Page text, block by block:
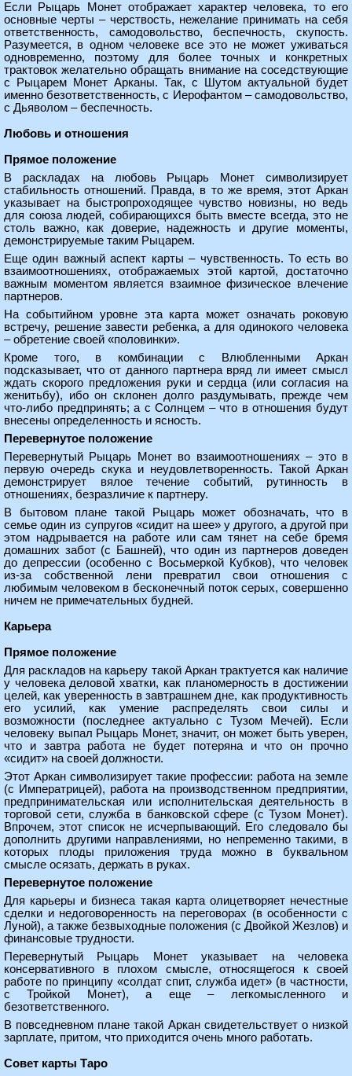
Если Рыцарь Монет отображает характер человека, то его
основные черты – черствость, нежелание принимать на себя
ответственность, самодовольство, беспечность, скупость.
Разумеется, в одном человеке все это не может уживаться
одновременно, поэтому для более точных и конкретных
трактовок желательно обращать внимание на соседствующие
с Рыцарем Монет Арканы. Так, с Шутом актуальной будет
именно безответственность, с Иерофантом – самодовольство,
с Дьяволом – беспечность.
Любовь и отношения
Прямое положение
В раскладах на любовь Рыцарь Монет символизирует
стабильность отношений. Правда, в то же время, этот Аркан
указывает на быстропроходящее чувство новизны, но ведь
для союза людей, собирающихся быть вместе всегда, это не
столь важно, как доверие, надежность и другие моменты,
демонстрируемые таким Рыцарем.
Еще один важный аспект карты – чувственность. То есть во
взаимоотношениях, отображаемых этой картой, достаточно
важным моментом является взаимное физическое влечение
партнеров.
На событийном уровне эта карта может означать роковую
встречу, решение завести ребенка, а для одинокого человека
– обретение своей «половинки».
Кроме того, в комбинации с Влюбленными Аркан
подсказывает, что от данного партнера вряд ли имеет смысл
ждать скорого предложения руки и сердца (или согласия на
женитьбу), ибо он склонен долго раздумывать, прежде чем
что-либо предпринять; а с Солнцем – что в отношения будут
внесены определенность и ясность.
Перевернутое положение
Перевернутый Рыцарь Монет во взаимоотношениях – это в
первую очередь скука и неудовлетворенность. Такой Аркан
демонстрирует вялое течение событий, рутинность в
отношениях, безразличие к партнеру.
В бытовом плане такой Рыцарь может обозначать, что в
семье один из супругов «сидит на шее» у другого, а другой при
этом надрывается на работе или сам тянет на себе бремя
домашних забот (с Башней), что один из партнеров доведен
до депрессии (особенно с Восьмеркой Кубков), что человек
из-за собственной лени превратил свои отношения с
любимым человеком в бесконечный поток серых, совершенно
ничем не примечательных будней.
Карьера
Прямое положение
Для раскладов на карьеру такой Аркан трактуется как наличие
у человека деловой хватки, как планомерность в достижении
целей, как уверенность в завтрашнем дне, как продуктивность
его усилий, как умение распределять свои силы и
возможности (последнее актуально с Тузом Мечей). Если
человеку выпал Рыцарь Монет, значит, он может быть уверен,
что и завтра работа не будет потеряна и что он прочно
«сидит» на своей должности.
Этот Аркан символизирует такие профессии: работа на земле
(с Императрицей), работа на производственном предприятии,
предпринимательская или исполнительская деятельность в
торговой сети, служба в банковской сфере (с Тузом Монет).
Впрочем, этот список не исчерпывающий. Его следовало бы
дополнить другими направлениями, но непременно такими, в
которых плоды приложения труда можно в буквальном
смысле осязать, держать в руках.
Перевернутое положение
Для карьеры и бизнеса такая карта олицетворяет нечестные
сделки и недоговоренность на переговорах (в особенности с
Луной), а также безвыходные положения (с Двойкой Жезлов) и
финансовые трудности.
Перевернутый Рыцарь Монет указывает на человека
консервативного в плохом смысле, относящегося к своей
работе по принципу «солдат спит, служба идет» (в частности,
с Тройкой Монет), а еще – легкомысленного и
безответственного.
В повседневном плане такой Аркан свидетельствует о низкой
зарплате, притом, что приходится очень много работать.
Совет карты Таро